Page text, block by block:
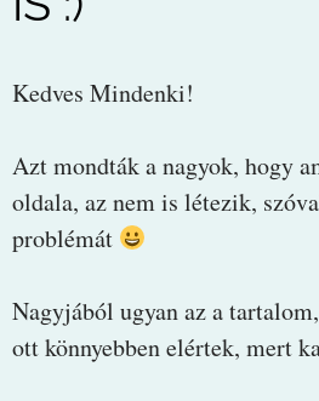
Kedves Mindenki!
Azt mondták a nagyok, hogy
oldala, az nem is létezik,
problémát
Nagyjából ugyan az a
ott könnyebben elértek, mert